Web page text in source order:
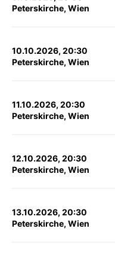
Peterskirche, Wien
10.10.2026, 20:30
Peterskirche, Wien
11.10.2026, 20:30
Peterskirche, Wien
12.10.2026, 20:30
Peterskirche, Wien
13.10.2026, 20:30
Peterskirche, Wien